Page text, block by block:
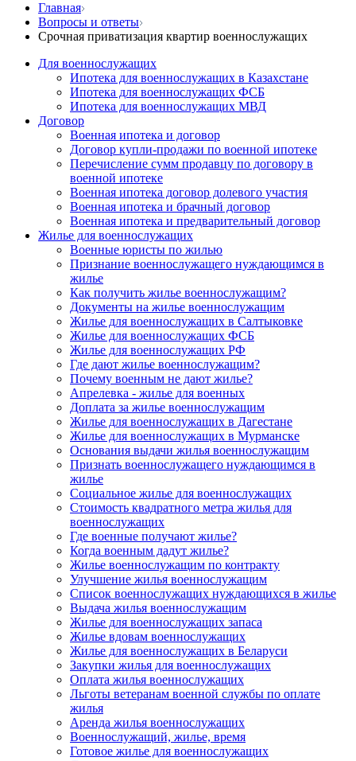
Главная
Вопросы и ответы
Срочная приватизация квартир военнослужащих
Для военнослужащих
Ипотека для военнослужащих в Казахстане
Ипотека для военнослужащих ФСБ
Ипотека для военнослужащих МВД
Договор
Военная ипотека и договор
Договор купли-продажи по военной ипотеке
Перечисление сумм продавцу по договору в
военной ипотеке
Военная ипотека договор долевого участия
Военная ипотека и брачный договор
Военная ипотека и предварительный договор
Жилье для военнослужащих
Военные юристы по жилью
Признание военнослужащего нуждающимся в
жилье
Как получить жилье военнослужащим?
Документы на жилье военнослужащим
Жилье для военнослужащих в Салтыковке
Жилье для военнослужащих ФСБ
Жилье для военнослужащих РФ
Где дают жилье военнослужащим?
Почему военным не дают жилье?
Апрелевка - жилье для военных
Доплата за жилье военнослужащим
Жилье для военнослужащих в Дагестане
Жилье для военнослужащих в Мурманске
Основания выдачи жилья военнослужащим
Признать военнослужащего нуждающимся в
жилье
Социальное жилье для военнослужащих
Стоимость квадратного метра жилья для
военнослужащих
Где военные получают жилье?
Когда военным дадут жилье?
Жилье военнослужащим по контракту
Улучшение жилья военнослужащим
Список военнослужащих нуждающихся в жилье
Выдача жилья военнослужащим
Жилье для военнослужащих запаса
Жилье вдовам военнослужащих
Жилье для военнослужащих в Беларуси
Закупки жилья для военнослужащих
Оплата жилья военнослужащих
Льготы ветеранам военной службы по оплате
жилья
Аренда жилья военнослужащих
Военнослужащий, жилье, время
Готовое жилье для военнослужащих